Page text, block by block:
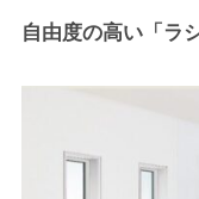
自由度の高い「ラ